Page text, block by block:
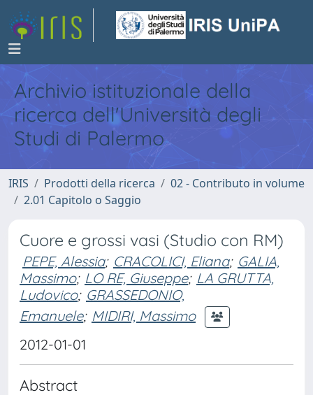
Archivio istituzionale della
ricerca dell'Università degli
Studi di Palermo
IRIS Prodotti della ricerca
02 - Contributo in volume
2.01 Capitolo o Saggio
Cuore e grossi vasi (Studio con RM)
PEPE, Alessia; CRACOLICI, Eliana; GALIA,
Massimo; LO RE, Giuseppe; LA GRUTTA,
Ludovico; GRASSEDONIO,
Emanuele; MIDIRI, Massimo
2012-01-01
Abstract